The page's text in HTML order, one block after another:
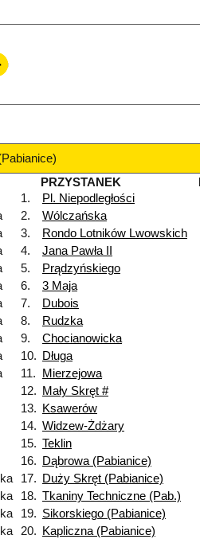
PRZYSTANEK
1.
Pl. Niepodległości
2. Wólczańska
3. Rondo Lotników Lwowskich
4. Jana Pawła II
5. Prądzyńskiego
6. 3 Maja
7. Dubois
8. Rudzka
9. Chocianowicka
10. Długa
11.
Mierzejowa
12. Mały Skręt #
13.
Ksawerów
14. Widzew-Żdżary
15. Teklin
16.
Dąbrowa (Pabianice)
17. Duży Skręt (Pabianice)
18. Tkaniny Techniczne (Pab.)
19. Sikorskiego (Pabianice)
20.
Kapliczna (Pabianice)